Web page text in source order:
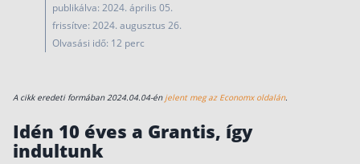
Önkéntes nyugdíjpénztár vagy
Nyugdíjbiztosítás adókedvezmény és adójóváírás
Nyugdíjbiztosítás kalkulátor
Nyugdíjbiztosítás költségek
publikálva: 2024. április 05.
frissítve: 2024. augusztus 26.
Olvasási idő: 12 perc
A cikk eredeti formában 2024.04.04-én jelent meg az Economx oldalán.
Idén 10 éves a Grantis, így
indultunk